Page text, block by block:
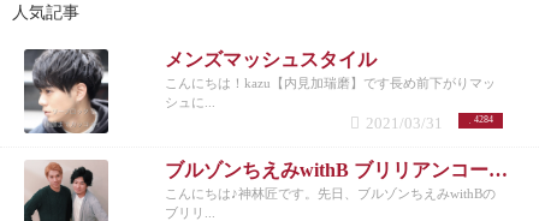
人気記事
メンズマッシュスタイル
こんにちは！kazu【内見加瑞磨】です長め前下がりマッ
シュに...
4284
2021/03/31
ブルゾンちえみwithB ブリリアンコージ君♪
こんにちは♪神林匠です。先日、ブルゾンちえみwithBの
ブリリ...